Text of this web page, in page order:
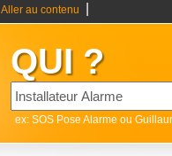
Aller au contenu
QUI ?
ex: SOS Pose Alarme ou